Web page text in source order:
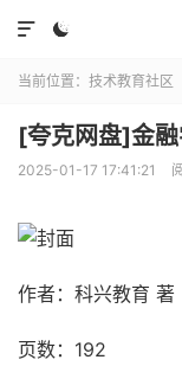


当前位置： 技术教育社区
[夸克网盘]金
2025-01-17 17:41:21
作者：科兴教育 著
页数：192